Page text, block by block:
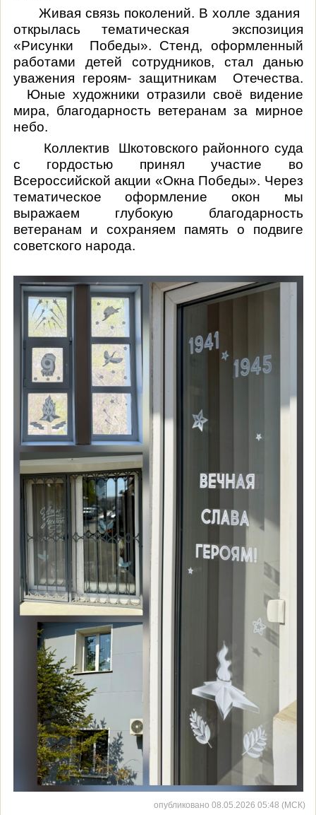
Живая связь поколений. В холле здания
открылась тематическая
экспозиция
«Рисунки
Победы». Стенд, оформленный
работами детей сотрудников, стал данью
уважения героям- защитникам
Отечества.
Юные художники отразили своё видение
мира, благодарность ветеранам за мирное
небо.
Коллектив
Шкотовского районного суда
с гордостью принял участие во
Всероссийской акции «Окна Победы». Через
тематическое оформление окон мы
выражаем глубокую благодарность
ветеранам и сохраняем память о подвиге
советского народа.
опубликовано 08.05.2026 05:48 (МСК)